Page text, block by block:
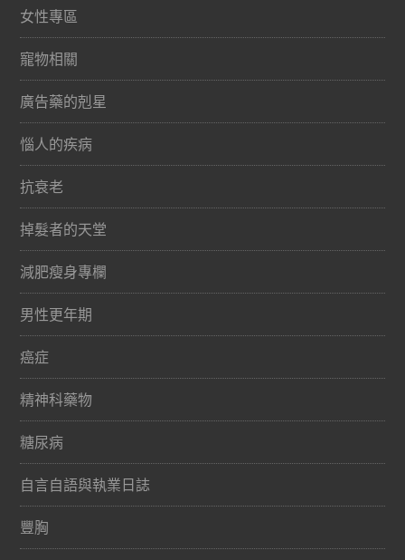
女性專區
寵物相關
廣告藥的剋星
惱人的疾病
抗衰老
掉髮者的天堂
減肥瘦身專欄
男性更年期
癌症
精神科藥物
糖尿病
自言自語與執業日誌
豐胸